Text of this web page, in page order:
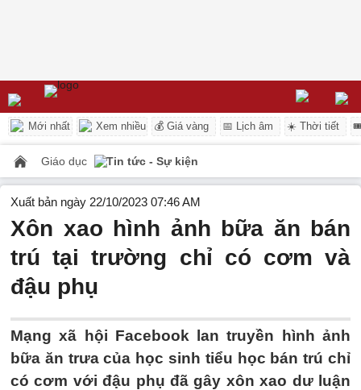
Mới nhất Xem nhiều 💰 Giá vàng 📅 Lịch âm ☀️ Thời tiết
Giáo dục Tin tức - Sự kiện
Xuất bản ngày 22/10/2023 07:46 AM
Xôn xao hình ảnh bữa ăn bán
trú tại trường chỉ có cơm và
đậu phụ
Mạng xã hội Facebook lan truyền hình ảnh
bữa ăn trưa của học sinh tiểu học bán trú chỉ
có cơm với đậu phụ đã gây xôn xao dư luận